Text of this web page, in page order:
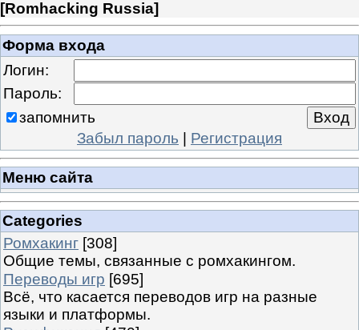
[Romhacking Russia]
Форма входа
Логин:
Пароль:
запомнить
Забыл пароль | Регистрация
Меню сайта
Categories
Ромхакинг [308]
Общие темы, связанные с ромхакингом.
Переводы игр [695]
Всё, что касается переводов игр на разные
языки и платформы.